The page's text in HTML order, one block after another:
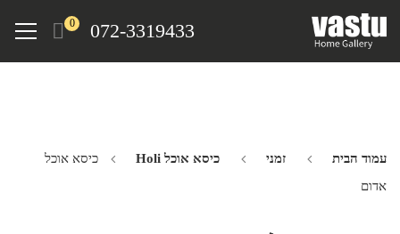
072-3319433
0
Menu
עמוד הבית זמני כיסא אוכל Holi
כיסא אוכל
אדום